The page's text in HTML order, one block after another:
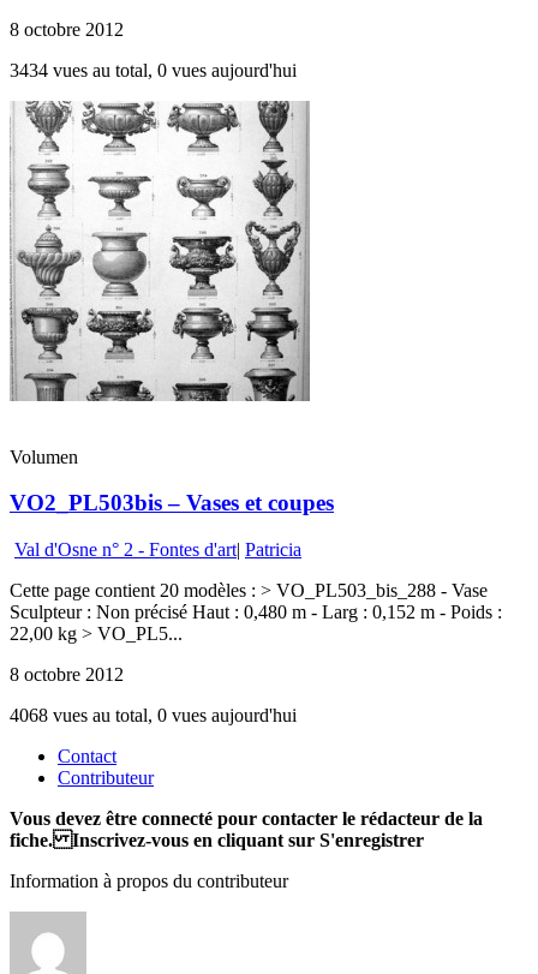
8 octobre 2012
3434 vues au total, 0 vues aujourd'hui
Volumen
VO2_PL503bis – Vases et coupes
Val d'Osne n° 2 - Fontes d'art| Patricia
Cette page contient 20 modèles : > VO_PL503_bis_288 - Vase
Sculpteur : Non précisé Haut : 0,480 m - Larg : 0,152 m - Poids :
22,00 kg > VO_PL5...
8 octobre 2012
4068 vues au total, 0 vues aujourd'hui
Contact
Contributeur
Vous devez être connecté pour contacter le rédacteur de la
fiche. Inscrivez-vous en cliquant sur S'enregistrer
Information à propos du contributeur